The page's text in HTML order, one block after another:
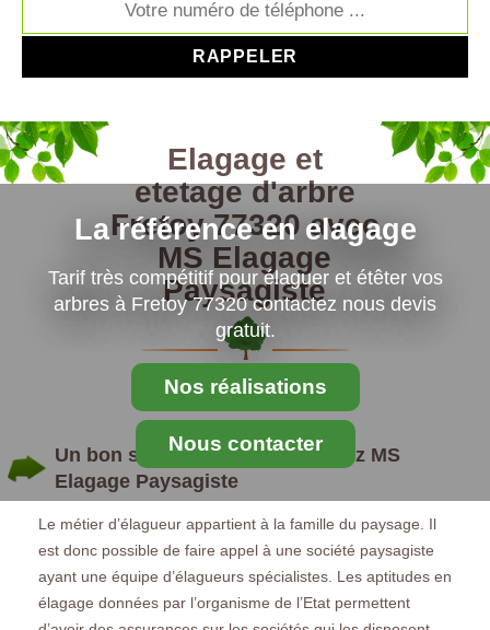
La référence en elagage
Tarif très compétitif pour élaguer et étêter vos
arbres à Fretoy 77320 contactez nous devis
gratuit.
Nos réalisations
Nous contacter
Elagage et
etetage d'arbre
Fretoy 77320 avec
MS Elagage
Paysagiste
Un bon spécialiste élagueur chez MS
Elagage Paysagiste
Le métier d’élagueur appartient à la famille du paysage. Il
est donc possible de faire appel à une société paysagiste
ayant une équipe d’élagueurs spécialistes. Les aptitudes en
élagage données par l’organisme de l’Etat permettent